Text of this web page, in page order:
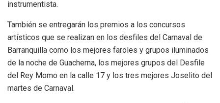
instrumentista.
También se entregarán los premios a los concursos
artísticos que se realizan en los desfiles del Carnaval de
Barranquilla como los mejores faroles y grupos iluminados
de la noche de Guacherna, los mejores grupos del Desfile
del Rey Momo en la calle 17 y los tres mejores Joselito del
martes de Carnaval.